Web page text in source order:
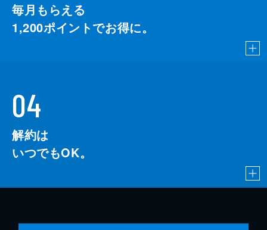
毎月もらえる
1,200ポイントでお得に。
04
解約は
いつでもOK。